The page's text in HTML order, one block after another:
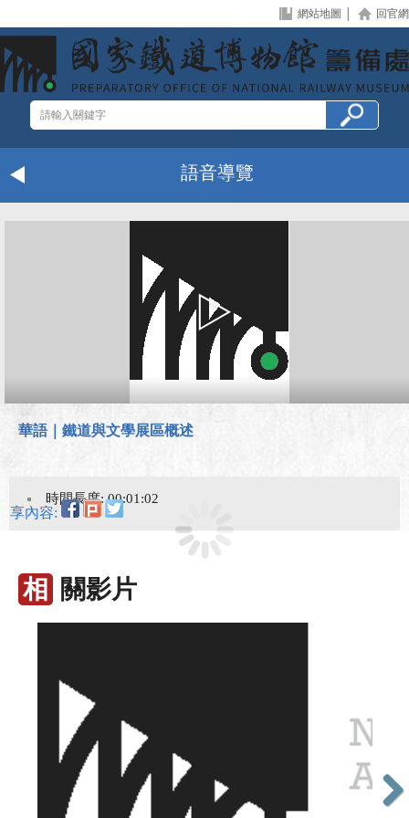
網站地圖 回官網
語音導覽
華語｜鐵道與文學展區概述
時間長度: 00:01:02
享內容:
相 關影片